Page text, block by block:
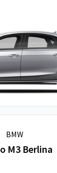
BMW
M3 Berlina